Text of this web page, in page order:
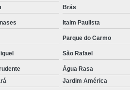
Celular Samsung
Reparo
de Placa de Celular
Reparo
Placa de Celular
Reparo Tela
Tela Celular Samsung
Troca
de Tela em São Paulo
Brás
Itaim Paulista
Parque do Carmo
São Rafael
Água Rasa
Jardim América